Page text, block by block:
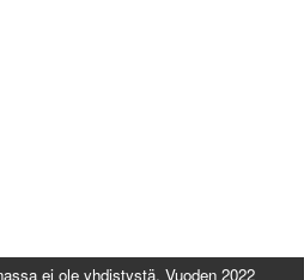
ei ole yhdistystä. Vuoden 2022